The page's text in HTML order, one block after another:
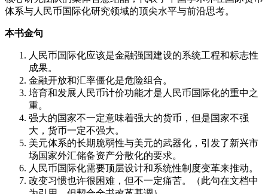
体系与人民币国际化研究领域的顶尖水平与前沿思考。
本书金句
人民币国际化应该是金融强国建设的系统工程和标志性
成果。
金融开放和汇率僵化是危险组合。
培育和发展人民币计价功能才是人民币国际化的重中之
重。
强大的国家不一定意味着强大的货币，但是国家不强
大，货币一定不强大。
美元体系的长期脆弱性与美元的武器化，引发了新兴市
场国家外汇储备资产分散化的要求。
人民币国际化需要顶层设计和系统性制度变革来推动。
改变习惯也许很困难，但不一定痛苦。（此句在文档中